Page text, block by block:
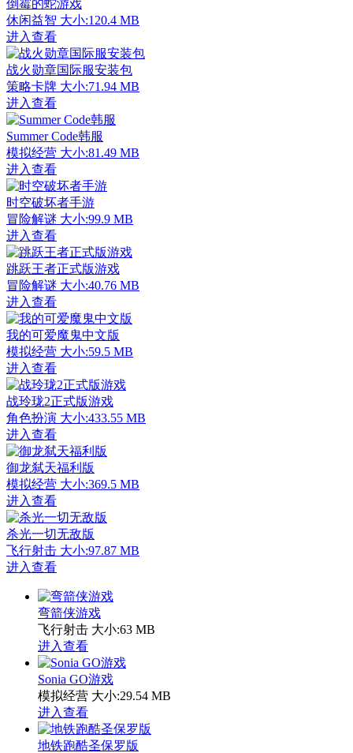
倒霉的蛇游戏
休闲益智 大小:120.4 MB
进入查看
战火勋章国际服安装包
策略卡牌 大小:71.94 MB
进入查看
Summer Code韩服
模拟经营 大小:81.49 MB
进入查看
时空破坏者手游
冒险解谜 大小:99.9 MB
进入查看
跳跃王者正式版游戏
冒险解谜 大小:40.76 MB
进入查看
我的可爱魔鬼中文版
模拟经营 大小:59.5 MB
进入查看
战玲珑2正式版游戏
角色扮演 大小:433.55 MB
进入查看
御龙弑天福利版
模拟经营 大小:369.5 MB
进入查看
杀光一切无敌版
飞行射击 大小:97.87 MB
进入查看
弯箭侠游戏
飞行射击 大小:63 MB
进入查看
Sonia GO游戏
模拟经营 大小:29.54 MB
进入查看
地铁跑酷圣保罗版